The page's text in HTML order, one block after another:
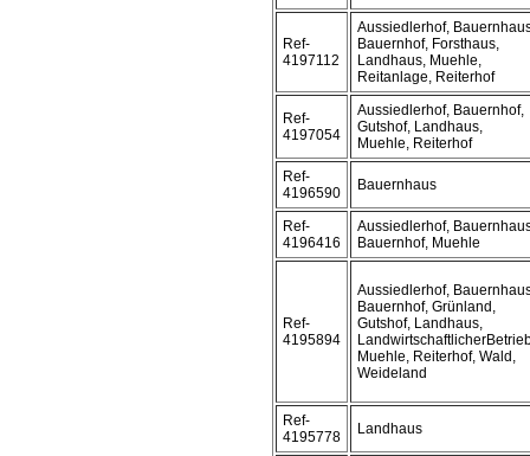
Ref-
4197112
Aussiedlerhof,
Bauernhof, Forsthaus,
Landhaus, Muehle,
Reitanlage, Reiterhof
Ref-
4197054
Aussiedlerhof, Bauernhof,
Gutshof, Landhaus,
Muehle, Reiterhof
Ref-
4196590
Bauernhaus
Ref-
4196416
Aussiedlerhof,
Bauernhof, Muehle
Ref-
4195894
Aussiedlerhof,
Bauernhof, Grünland,
Gutshof, Landhaus,
Muehle, Reiterhof, Wald,
Weideland
Ref-
4195778
Landhaus